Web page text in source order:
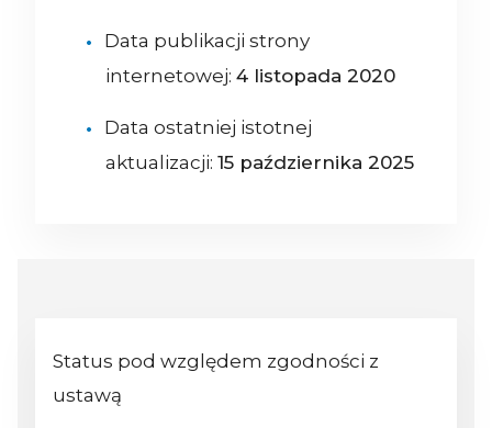
Data publikacji strony
internetowej: 4 listopada 2020
Data ostatniej istotnej
aktualizacji: 15 października 2025
Status pod względem zgodności z
ustawą